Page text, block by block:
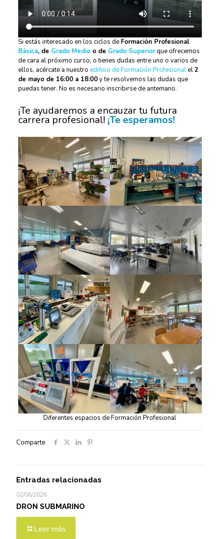
Si estás interesado en los ciclos de Formación Profesional
Básica, de Grado Medioo de Grado Superiorque ofrecemos
de cara al próximo curso, o tienes dudas entre uno o varios de
ellos, acércate a nuestro edificio de Formación Profesionalel2
de mayo de 16:00 a 18:00y te resolvemos las dudas que
puedas tener. No es necesario inscribirse de antemano.
¡Te ayudaremos a encauzar tu futura
carrera profesional! ¡Te esperamos!
Diferentes espacios de Formación Profesional
Comparte
Entradas relacionadas
02/06/2026
DRON SUBMARINO
Leer más